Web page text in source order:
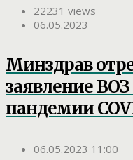
22231 views
06.05.2023
Минздрав
заявление
пандемии
06.05.2023 11:00